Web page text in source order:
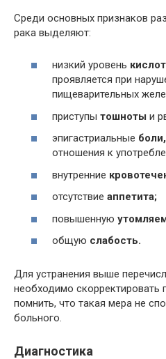
Среди основных признаков
рака выделяют:
низкий уровень
проявляется при
пищеварительных
приступы тошноты и
эпигастриальные боли,
отношения к
внутренние
отсутствие аппетита;
повышенную
общую слабость.
Для устранения выше
необходимо скорректировать
помнить, что такая мера не
больного.
Диагностика